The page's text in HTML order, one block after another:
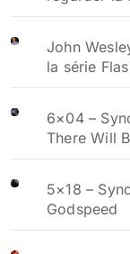
John
la série
6×04 –
There Will
5×18 –
Godspeed